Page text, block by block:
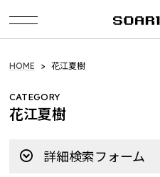
Category
イ・ビョンホン / LEE
a1857（BinTRoLL）
HOME 花江夏樹
CATEGORY
花江夏樹
詳細検索フォーム